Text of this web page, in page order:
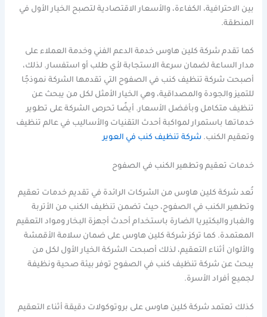
بين الاحترافية، الكفاءة، والأسعار الاقتصادية لتصبح الخيار الأول في
المنطقة.
كما تقدم شركة كلين هاوس خدمة الدعم الفني وخدمة العملاء على
مدار الساعة لضمان سرعة الاستجابة لأي طلب أو استفسار. لذلك،
أصبحت شركة تنظيف كنب في الصفوح التي تقدمها الشركة نموذجًا
للتميز والجودة والمصداقية، وهي الخيار الأمثل لكل من يبحث عن
تنظيف متكامل وبأفضل الأسعار. أيضًا تحرص الشركة على تطوير
خدماتها باستمرار لمواكبة أحدث التقنيات والأساليب في عالم تنظيف
وتعقيم الكنب.شركة تنظيف كنب في العوير
خدمات تعقيم وتطهير الكنب في الصفوح
تُعد شركة كلين هاوس من الشركات الرائدة في تقديم خدمات تعقيم
وتطهير الكنب في الصفوح، حيث تضمن تنظيف الكنب من الأتربة
والغبار والبكتيريا الضارة باستخدام أحدث أجهزة البخار ومواد التعقيم
المعتمدة. كما تركز شركة كلين هاوس على ضمان سلامة الأقمشة
والألوان أثناء التعقيم، لذلك أصبحت الشركة الخيار الأول لكل من
يبحث عن شركة تنظيف كنب في الصفوح توفر بيئة صحية ونظيفة
لجميع أفراد الأسرة.
كذلك تعتمد شركة كلين هاوس على بروتوكولات دقيقة أثناء التعقيم